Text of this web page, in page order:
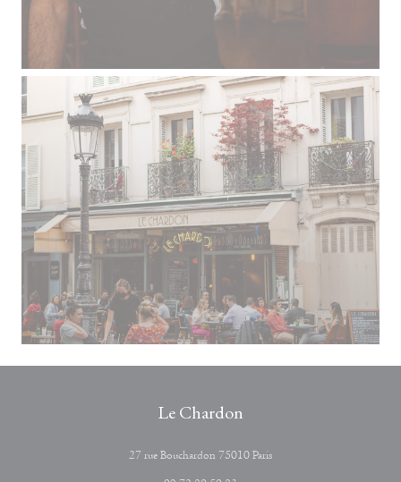
Le Chardon
27 rue Bouchardon 75010 Paris((apre una nuova finestra))